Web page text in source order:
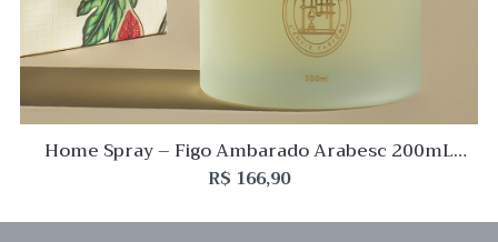
Home Spray – Figo Ambarado Arabesc 200mL
L’Envie
R$ 166,90